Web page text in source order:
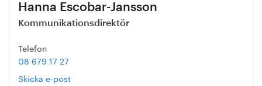
Hanna Escobar-Jansson
Kommunikationsdirektör
Telefon
08 679 17 27
Skicka e-post